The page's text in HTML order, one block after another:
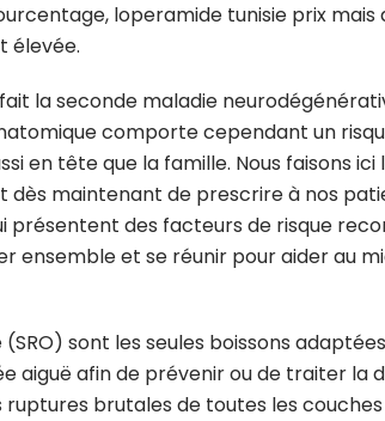
loperamide tunisie prix mais
élevée.
la seconde maladie
comporte cependant un
en tête que la famille. Nous faisons ici
dès maintenant de prescrire à nos
des facteurs de risque
ensemble et se réunir pour aider au
sont les seules boissons
aiguë afin de prévenir ou de traiter la
brutales de toutes les